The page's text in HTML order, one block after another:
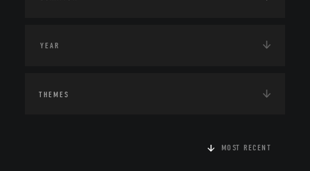
THEMES
MOST RECENT